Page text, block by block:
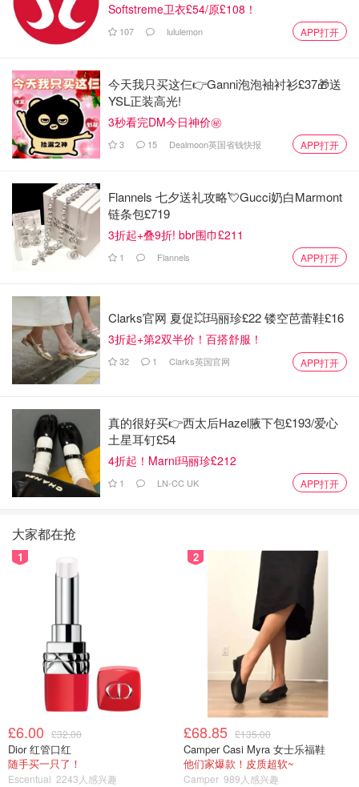
Softstreme卫衣£54/原£108！
107 lululemon APP打开
今天我只买这仨👉Ganni泡泡袖衬衫£37🎁送
YSL正装高光!
3秒看完DM今日神价㊙️
3 15 Dealmoon英国省钱快报 APP打开
Flannels 七夕送礼攻略💘Gucci奶白Marmont
链条包£719
3折起+叠9折! bbr围巾£211
1 Flannels APP打开
Clarks官网 夏促💥玛丽珍£22 镂空芭蕾鞋£16
3折起+第2双半价！百搭舒服！
32 1 Clarks英国官网 APP打开
真的很好买👉西太后Hazel腋下包£193/爱心
土星耳钉£54
4折起！Marni玛丽珍£212
1 LN-CC UK APP打开
大家都在抢
1
£6.00 £32.00
Dior 红管口红
随手买一只了！
Escentual 2243人感兴趣
2
£68.85 £135.00
Camper Casi Myra 女士乐福鞋
他们家爆款！皮质超软~
Camper 989人感兴趣